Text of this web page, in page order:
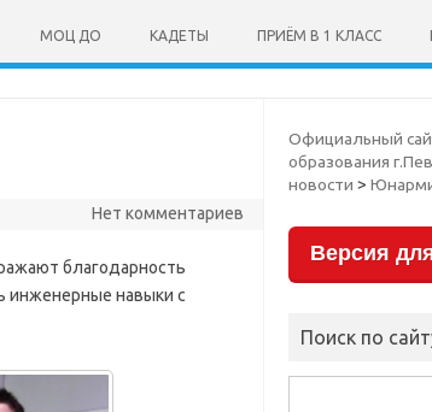
МОЦ ДО КАДЕТЫ ПРИЁМ В 1 КЛАСС
Нет комментариев
благодарность
инженерные навыки с
Официальный
образования
новости >
Версия
Поиск по